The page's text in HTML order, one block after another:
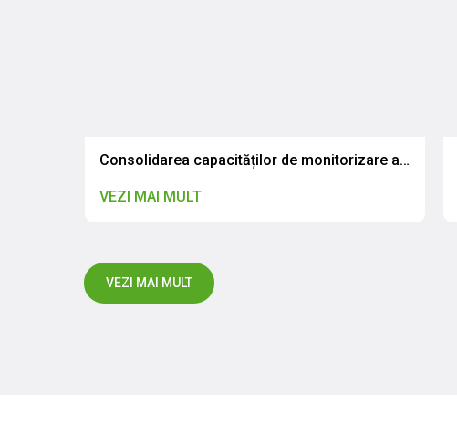
Consolidarea capacităților de monitorizare a rezistenței la antimicrobiene în contextul abordării globale „One Health”: Specialiștii IP CNSAPSA au participat la o vizită de studiu în România
VEZI MAI MULT
VEZI MAI MULT